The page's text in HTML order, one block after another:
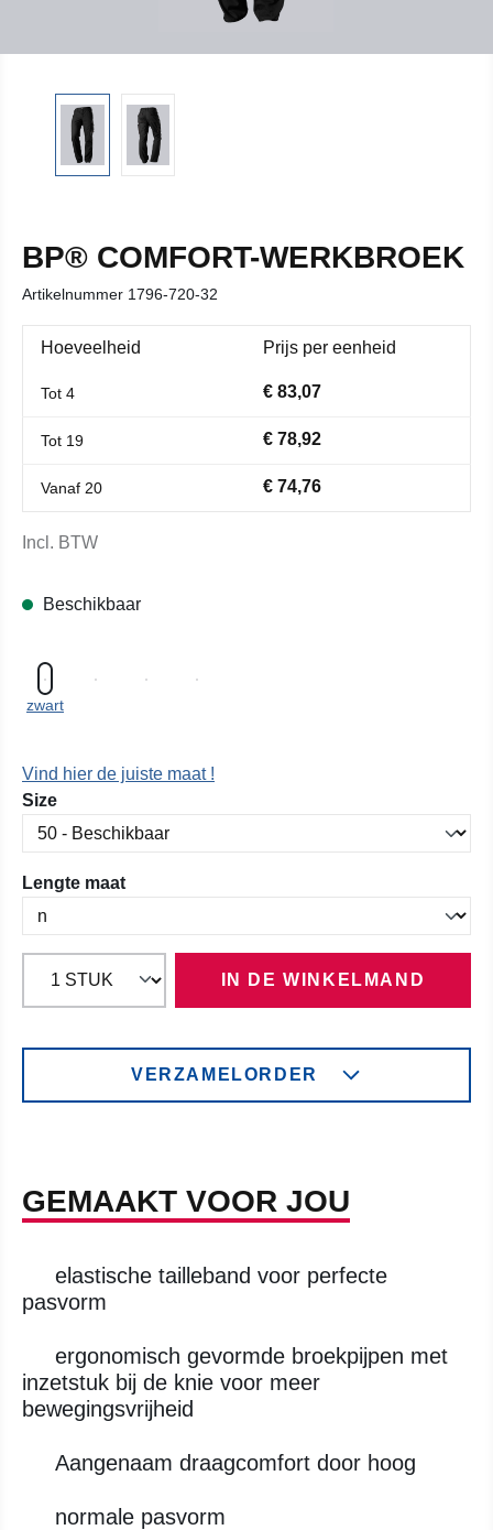
BP® COMFORT-WERKBROEK
Artikelnummer 1796-720-32
Hoeveelheid Prijs per eenheid
Tot 4 € 83,07
Tot 19 € 78,92
Vanaf 20 € 74,76
Incl. BTW
Beschikbaar
zwart
Vind hier de juiste maat !
Selecteer
Size
Selecteer
Lengte maat
IN DE WINKELMAND
VERZAMELORDER
GEMAAKT VOOR JOU
elastische tailleband voor perfecte
pasvorm
ergonomisch gevormde broekpijpen met
inzetstuk bij de knie voor meer
bewegingsvrijheid
Aangenaam draagcomfort door hoog
normale pasvorm